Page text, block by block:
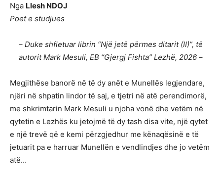
Nga Llesh NDOJ
Poet e studjues
– Duke shfletuar librin “Një jetë përmes ditarit (II)”, të
autorit Mark Mesuli, EB “Gjergj Fishta” Lezhë, 2026–
Megjithëse banorë në të dy anët e Munellës legjendare,
njëri në shpatin lindor të saj, e tjetri në atë perendimorë,
me shkrimtarin Mark Mesuli u njoha vonë dhe vetëm në
qytetin e Lezhës ku jetojmë të dy tash disa vite, një qytet
e një trevë që e kemi përzgjedhur me kënaqësinë e të
jetuarit pa e harruar Munellën e vendlindjes dhe jo vetëm
atë…